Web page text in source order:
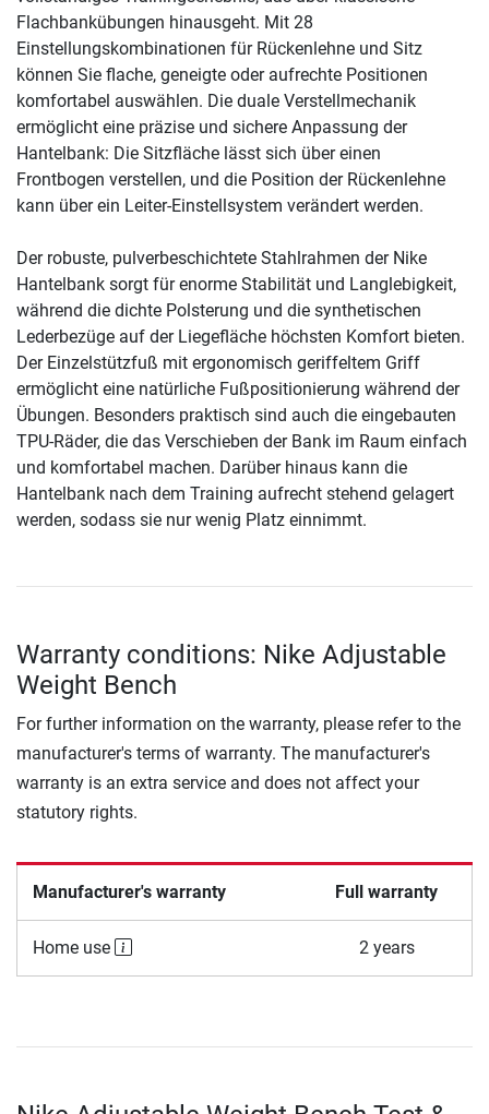
Flachbankübungen hinausgeht. Mit 28
Einstellungskombinationen für Rückenlehne und Sitz
können Sie flache, geneigte oder aufrechte Positionen
komfortabel auswählen. Die duale Verstellmechanik
ermöglicht eine präzise und sichere Anpassung der
Hantelbank: Die Sitzfläche lässt sich über einen
Frontbogen verstellen, und die Position der Rückenlehne
kann über ein Leiter-Einstellsystem verändert werden.
Der robuste, pulverbeschichtete Stahlrahmen der Nike
Hantelbank sorgt für enorme Stabilität und Langlebigkeit,
während die dichte Polsterung und die synthetischen
Lederbezüge auf der Liegefläche höchsten Komfort bieten.
Der Einzelstützfuß mit ergonomisch geriffeltem Griff
ermöglicht eine natürliche Fußpositionierung während der
Übungen. Besonders praktisch sind auch die eingebauten
TPU-Räder, die das Verschieben der Bank im Raum einfach
und komfortabel machen. Darüber hinaus kann die
Hantelbank nach dem Training aufrecht stehend gelagert
werden, sodass sie nur wenig Platz einnimmt.
Warranty conditions: Nike Adjustable
Weight Bench
For further information on the warranty, please refer to the
manufacturer's terms of warranty. The manufacturer's
warranty is an extra service and does not affect your
statutory rights.
Manufacturer's warranty Full warranty
Home use 2 years